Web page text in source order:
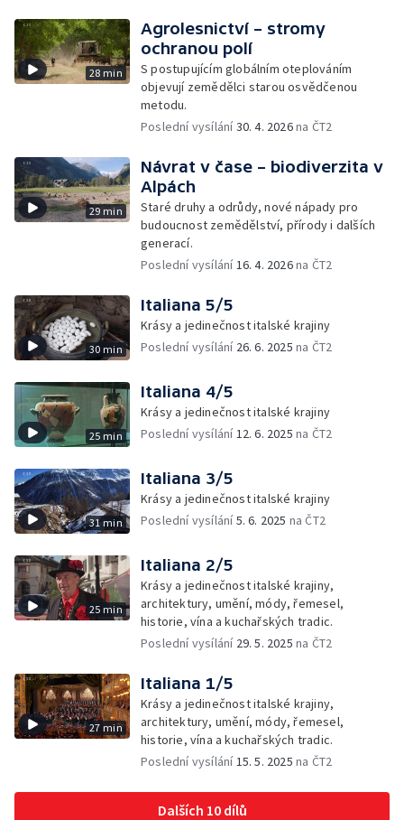
28 min
Agrolesnictví – stromy
ochranou polí
S postupujícím globálním oteplováním
objevují zemědělci starou osvědčenou
metodu.
Poslední vysílání30. 4. 2026na ČT2
29 min
Návrat v čase – biodiverzita v
Alpách
Staré druhy a odrůdy, nové nápady pro
budoucnost zemědělství, přírody i dalších
generací.
Poslední vysílání16. 4. 2026na ČT2
30 min
Italiana 5/5
Krásy a jedinečnost italské krajiny
Poslední vysílání 26. 6. 2025 na ČT2
25 min
Italiana 4/5
Krásy a jedinečnost italské krajiny
Poslední vysílání12. 6. 2025 na ČT2
31 min
Italiana 3/5
Krásy a jedinečnost italské krajiny
Poslední vysílání5. 6. 2025 na ČT2
25 min
Italiana 2/5
Krásy a jedinečnost italské krajiny,
architektury, umění, módy, řemesel,
historie, vína a kuchařských tradic.
Poslední vysílání 29. 5. 2025 na ČT2
27 min
Italiana 1/5
Krásy a jedinečnost italské krajiny,
architektury, umění, módy, řemesel,
historie, vína a kuchařských tradic.
Poslední vysílání15. 5. 2025 na ČT2
Dalších 10 dílů